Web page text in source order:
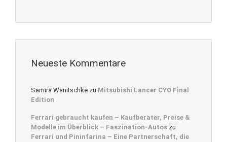
Neueste Kommentare
Samira Wanitschke zu Mitsubishi Lancer CYO Final
Edition
Ferrari gebraucht kaufen – Kaufberater, Preise &
Modelle im Überblick – Faszination-Autos zu
Ferrari und Pininfarina – Eine Partnerschaft, die